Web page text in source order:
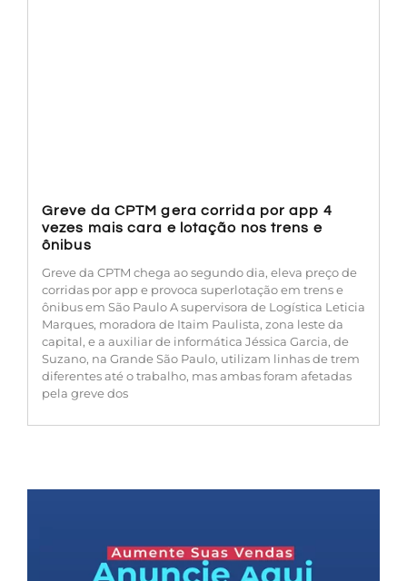
Greve da CPTM gera corrida por app 4
vezes mais cara e lotação nos trens e
ônibus
Greve da CPTM chega ao segundo dia, eleva preço de
corridas por app e provoca superlotação em trens e
ônibus em São Paulo A supervisora de Logística Leticia
Marques, moradora de Itaim Paulista, zona leste da
capital, e a auxiliar de informática Jéssica Garcia, de
Suzano, na Grande São Paulo, utilizam linhas de trem
diferentes até o trabalho, mas ambas foram afetadas
pela greve dos